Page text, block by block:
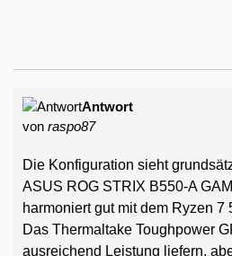
Antwort
von raspo87
Die Konfiguration sieht
ASUS ROG STRIX B550-A
harmoniert gut mit dem Ryzen 7
Das Thermaltake Toughpower
ausreichend Leistung liefern,